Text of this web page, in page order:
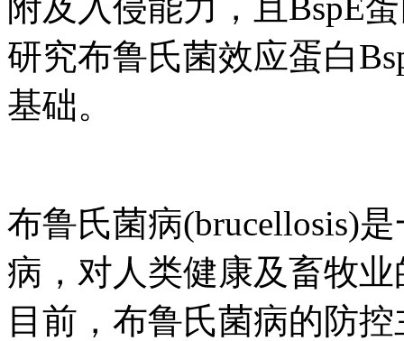
研究布鲁氏菌效应蛋白
基础。
布鲁氏菌病(brucellosis)
病，对人类健康及畜牧
目前，布鲁氏菌病的防